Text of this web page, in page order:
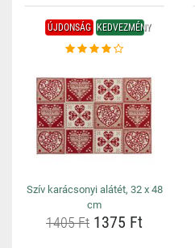
ÚJDONSÁG KEDVEZMÉNY
Szív karácsonyi alátét, 32 x 48
cm
1405 Ft 1375 Ft